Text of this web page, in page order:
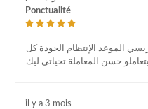
Ponctualité
الموعد الإنتظام الجودة كل
il y a 3 mois